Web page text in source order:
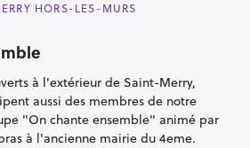
HORS-LES-MURS
à l'extérieur de Saint-Merry,
aussi des membres de notre
"On chante ensemble" animé par
à l'ancienne mairie du 4eme.